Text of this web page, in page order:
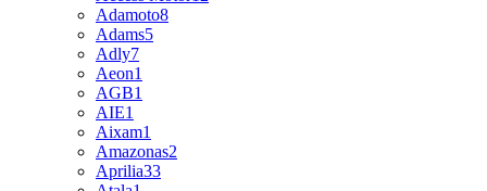
Adamoto8
Adams5
Adly7
Aeon1
AGB1
AIE1
Aixam1
Amazonas2
Aprilia33